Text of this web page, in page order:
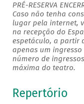
PRÉ-RESERVA
Caso não tenha
lugar pela internet,
na recepção do
espetáculo, a partir
apenas um
número de
máxima do teatro.
Repertório